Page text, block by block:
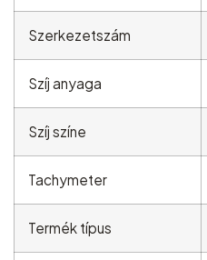
Szerkezetszám
Szíj anyaga
Szíj színe
Tachymeter
Termék típus